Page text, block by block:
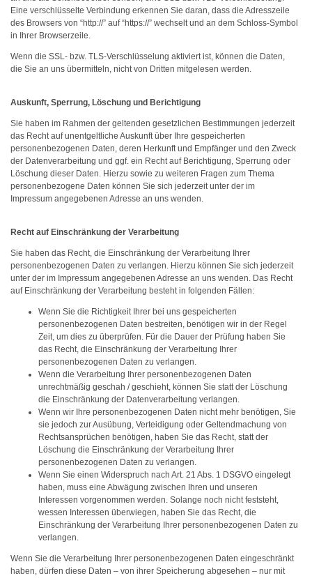
Eine verschlüsselte Verbindung erkennen Sie daran, dass die Adresszeile
des Browsers von “http://” auf “https://” wechselt und an dem Schloss-Symbol
in Ihrer Browserzeile.
Wenn die SSL- bzw. TLS-Verschlüsselung aktiviert ist, können die Daten,
die Sie an uns übermitteln, nicht von Dritten mitgelesen werden.
Auskunft, Sperrung, Löschung und Berichtigung
Sie haben im Rahmen der geltenden gesetzlichen Bestimmungen jederzeit
das Recht auf unentgeltliche Auskunft über Ihre gespeicherten
personenbezogenen Daten, deren Herkunft und Empfänger und den Zweck
der Datenverarbeitung und ggf. ein Recht auf Berichtigung, Sperrung oder
Löschung dieser Daten. Hierzu sowie zu weiteren Fragen zum Thema
personenbezogene Daten können Sie sich jederzeit unter der im
Impressum angegebenen Adresse an uns wenden.
Recht auf Einschränkung der Verarbeitung
Sie haben das Recht, die Einschränkung der Verarbeitung Ihrer
personenbezogenen Daten zu verlangen. Hierzu können Sie sich jederzeit
unter der im Impressum angegebenen Adresse an uns wenden. Das Recht
auf Einschränkung der Verarbeitung besteht in folgenden Fällen:
Wenn Sie die Richtigkeit Ihrer bei uns gespeicherten
personenbezogenen Daten bestreiten, benötigen wir in der Regel
Zeit, um dies zu überprüfen. Für die Dauer der Prüfung haben Sie
das Recht, die Einschränkung der Verarbeitung Ihrer
personenbezogenen Daten zu verlangen.
Wenn die Verarbeitung Ihrer personenbezogenen Daten
unrechtmäßig geschah / geschieht, können Sie statt der Löschung
die Einschränkung der Datenverarbeitung verlangen.
Wenn wir Ihre personenbezogenen Daten nicht mehr benötigen, Sie
sie jedoch zur Ausübung, Verteidigung oder Geltendmachung von
Rechtsansprüchen benötigen, haben Sie das Recht, statt der
Löschung die Einschränkung der Verarbeitung Ihrer
personenbezogenen Daten zu verlangen.
Wenn Sie einen Widerspruch nach Art. 21 Abs. 1 DSGVO eingelegt
haben, muss eine Abwägung zwischen Ihren und unseren
Interessen vorgenommen werden. Solange noch nicht feststeht,
wessen Interessen überwiegen, haben Sie das Recht, die
Einschränkung der Verarbeitung Ihrer personenbezogenen Daten zu
verlangen.
Wenn Sie die Verarbeitung Ihrer personenbezogenen Daten eingeschränkt
haben, dürfen diese Daten – von ihrer Speicherung abgesehen – nur mit